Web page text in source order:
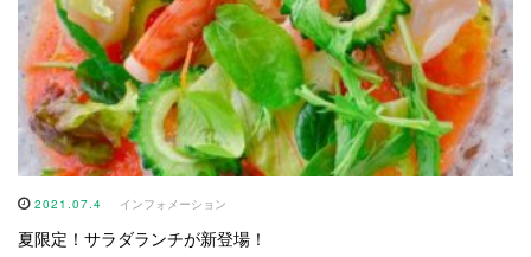
2021.07.4 インフォメーション
夏限定！サラダランチが新登場！